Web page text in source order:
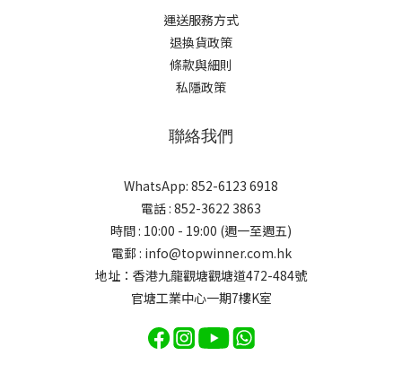
運送服務方式
退換貨政策
條款與細則
私隱政策
聯絡我們
WhatsApp: 852-6123 6918
電話 : 852-3622 3863
時間 : 10:00 - 19:00 (週一至週五)
電郵 : info@topwinner.com.hk
地址：香港九龍觀塘觀塘道472-484號
官塘工業中心一期7樓K室